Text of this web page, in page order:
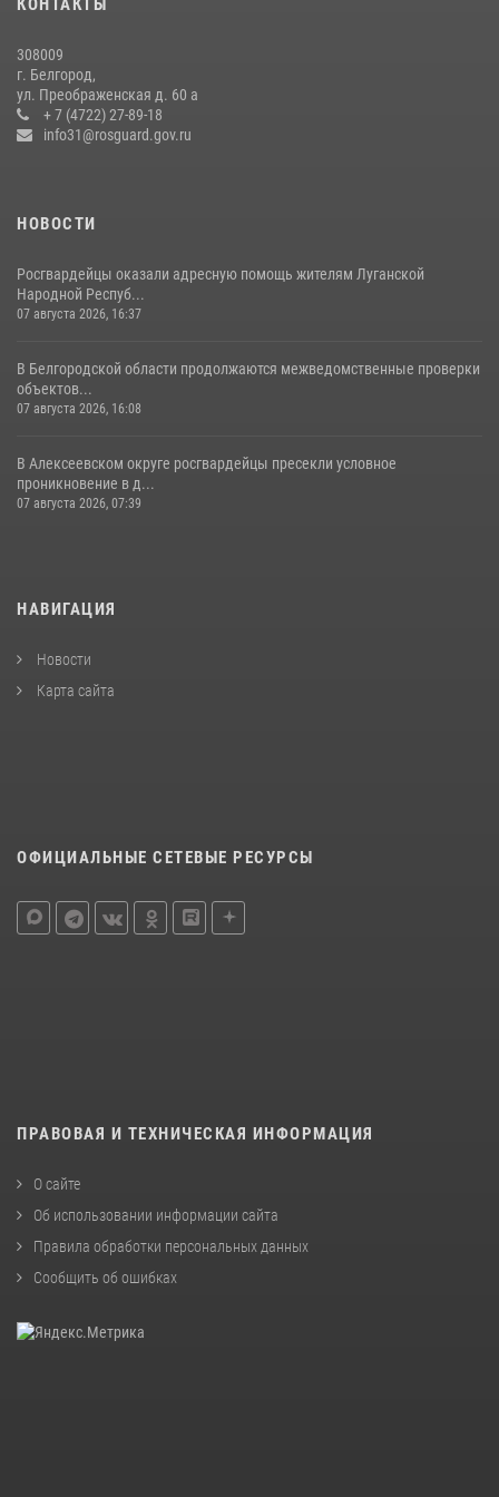
Белгородские росгвардейцы задержали рецидивиста за попытку
кражи из магазина
14 июля 2026, 07:13
КОНТАКТЫ
308009
г. Белгород,
ул. Преображенская д. 60 а
+ 7 (4722) 27-89-18
info31@rosguard.gov.ru
НОВОСТИ
Росгвардейцы оказали адресную помощь жителям Луганской
Народной Респуб...
07 августа 2026, 16:37
В Белгородской области продолжаются межведомственные проверки
объектов...
07 августа 2026, 16:08
В Алексеевском округе росгвардейцы пресекли условное
проникновение в д...
07 августа 2026, 07:39
НАВИГАЦИЯ
Новости
Карта сайта
ОФИЦИАЛЬНЫЕ СЕТЕВЫЕ РЕСУРСЫ
ПРАВОВАЯ И ТЕХНИЧЕСКАЯ ИНФОРМАЦИЯ
О сайте
Об использовании информации сайта
Правила обработки персональных данных
Сообщить об ошибках